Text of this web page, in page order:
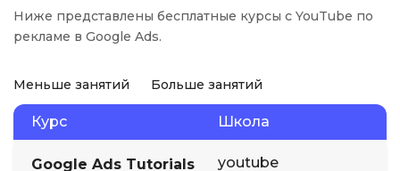
Ниже представлены бесплатные курсы с YouTube по
рекламе в Google Ads.
Меньше занятий Больше занятий
Курс Школа
Google Ads Tutorials
youtube